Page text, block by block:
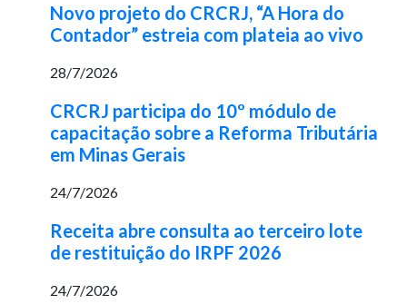
Novo projeto do CRCRJ, “A Hora do
Contador” estreia com plateia ao vivo
28/7/2026
CRCRJ participa do 10º módulo de
capacitação sobre a Reforma Tributária
em Minas Gerais
24/7/2026
Receita abre consulta ao terceiro lote
de restituição do IRPF 2026
24/7/2026